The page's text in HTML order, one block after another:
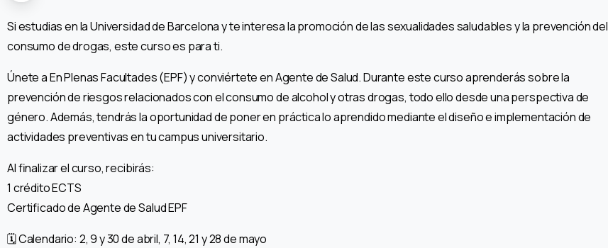
Si estudias en la Universidad de Barcelona y te interesa la promoción de las sexualidades saludables y la prevención del
consumo de drogas, este curso es para ti.
Únete a En Plenas Facultades (EPF) y conviértete en Agente de Salud. Durante este curso aprenderás sobre la
prevención de riesgos relacionados con el consumo de alcohol y otras drogas, todo ello desde una perspectiva de
género. Además, tendrás la oportunidad de poner en práctica lo aprendido mediante el diseño e implementación de
actividades preventivas en tu campus universitario.
Al finalizar el curso, recibirás:
1 crédito ECTS
Certificado de Agente de Salud EPF
🗓 Calendario: 2, 9 y 30 de abril, 7, 14, 21 y 28 de mayo